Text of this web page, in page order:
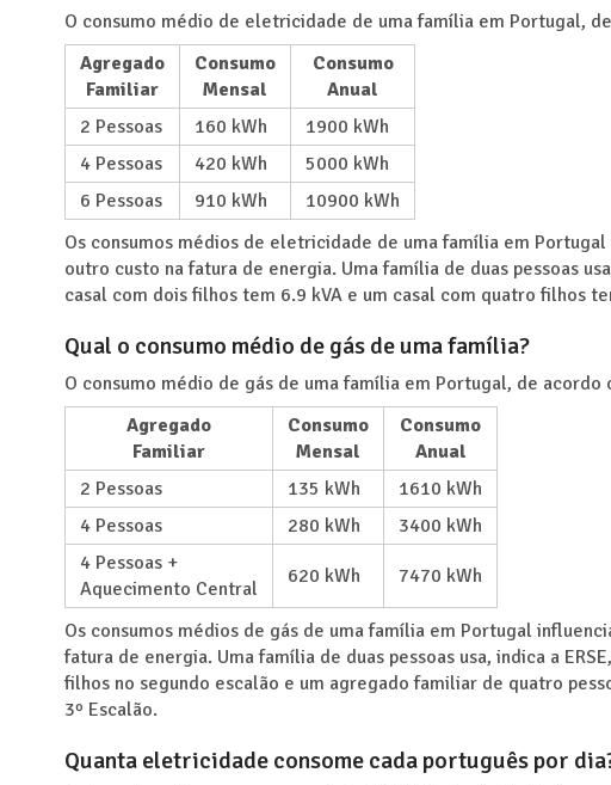
O consumo médio de eletricidade de uma família em Portugal,
Agregado
Familiar
Consumo
Mensal
Consumo
Anual
2 Pessoas
160 kWh
1900 kWh
4 Pessoas
420 kWh
5000 kWh
6 Pessoas
910 kWh
10900 kWh
Os consumos médios de eletricidade de uma família em
outro custo na fatura de energia. Uma família de duas pessoas
casal com dois filhos tem 6.9 kVA e um casal com quatro filhos
Qual o consumo médio de gás de uma família?
O consumo médio de gás de uma família em Portugal, de acordo
Agregado
Familiar
Consumo
Mensal
Consumo
Anual
2 Pessoas
135 kWh
1610 kWh
4 Pessoas
280 kWh
3400 kWh
4 Pessoas +
Aquecimento Central
620 kWh 7470 kWh
Os consumos médios de gás de uma família em Portugal
fatura de energia. Uma família de duas pessoas usa, indica a
filhos no segundo escalão e um agregado familiar de quatro
3º Escalão.
Quanta eletricidade consome cada português por